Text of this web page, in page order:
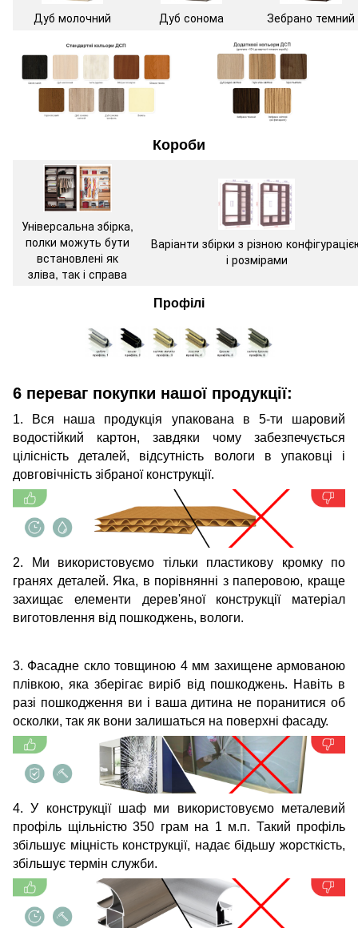
Дуб молочний Дуб сонома Зебрано темний
Короби
Універсальна збірка,
полки можуть бути
встановлені як
зліва, так і справа
Варіанти збірки з різною
і розмірами
Профілі
6 переваг покупки нашої продукції:
1. Вся наша продукція упакована в 5-ти шаровий
водостійкий картон, завдяки чому забезпечується
цілісність деталей, відсутність вологи в упаковці і
довговічність зібраної конструкції.
2. Ми використовуємо тільки пластикову кромку по
гранях деталей. Яка, в порівнянні з паперовою, краще
захищає елементи дерев'яної конструкції матеріал
виготовлення від пошкоджень, вологи.
3. Фасадне скло товщиною 4 мм захищене армованою
плівкою, яка зберігає виріб від пошкоджень. Навіть в
разі пошкодження ви і ваша дитина не поранитися об
осколки, так як вони залишаться на поверхні фасаду.
4. У конструкції шаф ми використовуємо металевий
профіль щільністю 350 грам на 1 м.п. Такий профіль
збільшує міцність конструкції, надає бідьшу жорсткість,
збільшує термін служби.